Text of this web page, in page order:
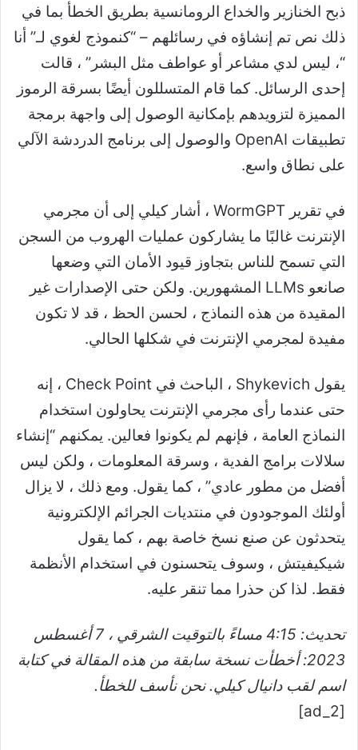
ذبح الخنازير والخداع الرومانسية بطريق الخطأ بما في
ذلك نص تم إنشاؤه في رسائلهم – “كنموذج لغوي لـ” أنا
“، ليس لدي مشاعر أو عواطف مثل البشر” ، قالت
إحدى الرسائل. كما قام المتسللون أيضًا بسرقة الرموز
المميزة لتزويدهم بإمكانية الوصول إلى واجهة برمجة
تطبيقات OpenAI والوصول إلى برنامج الدردشة الآلي
على نطاق واسع.
في تقرير WormGPT ، أشار كيلي إلى أن مجرمي
الإنترنت غالبًا ما يشاركون عمليات الهروب من السجن
التي تسمح للناس بتجاوز قيود الأمان التي وضعها
صانعو LLMs المشهورين. ولكن حتى الإصدارات غير
المقيدة من هذه النماذج ، لحسن الحظ ، قد لا تكون
مفيدة لمجرمي الإنترنت في شكلها الحالي.
يقول Shykevich ، الباحث في Check Point ، إنه
حتى عندما رأى مجرمي الإنترنت يحاولون استخدام
النماذج العامة ، فإنهم لم يكونوا فعالين. يمكنهم “إنشاء
سلالات برامج الفدية ، وسرقة المعلومات ، ولكن ليس
أفضل من مطور عادي” ، كما يقول. ومع ذلك ، لا يزال
أولئك الموجودون في منتديات الجرائم الإلكترونية
يتحدثون عن صنع نسخ خاصة بهم ، كما يقول
شيكيفيتش ، وسوف يتحسنون في استخدام الأنظمة
فقط. لذا كن حذرا مما تنقر عليه.
تحديث: 4:15 مساءً بالتوقيت الشرقي ، 7 أغسطس
2023: أخطأت نسخة سابقة من هذه المقالة في كتابة
اسم لقب دانيال كيلي. نحن نأسف للخطأ.
[ad_2]